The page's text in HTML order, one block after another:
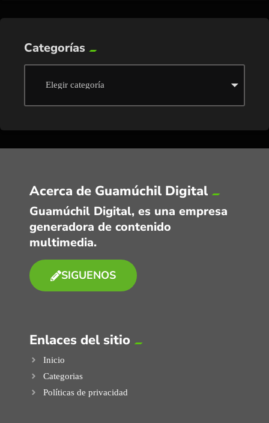
Categorías
Acerca de Guamúchil Digital
Guamúchil Digital, es una empresa
generadora de contenido
multimedia.
SIGUENOS
Enlaces del sitio
Inicio
Categorias
Políticas de privacidad